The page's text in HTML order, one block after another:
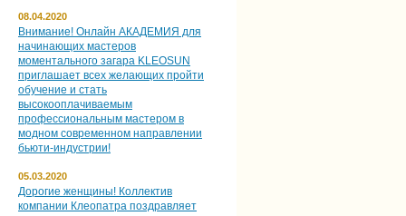
08.04.2020
Внимание! Онлайн АКАДЕМИЯ для
начинающих мастеров
моментального загара KLEOSUN
приглашает всех желающих пройти
обучение и стать
высокооплачиваемым
профессиональным мастером в
модном современном направлении
бьюти-индустрии!
05.03.2020
Дорогие женщины! Коллектив
компании Клеопатра поздравляет